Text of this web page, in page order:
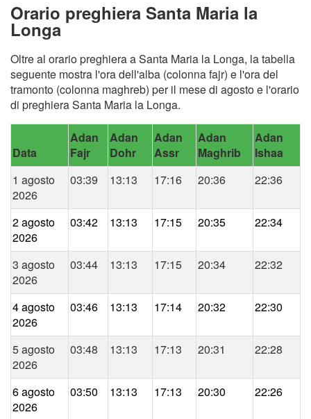
Orario preghiera Santa Maria la
Longa
Oltre al orario preghiera a Santa Maria la Longa, la tabella
seguente mostra l'ora dell'alba (colonna fajr) e l'ora del
tramonto (colonna maghreb) per il mese di agosto e l'orario
di preghiera Santa Maria la Longa.
Data
Adan
Fajr
Adan
Dohr
Adan
Assr
Adan
Maghrib
Adan
Ishaa
1 agosto
2026
03:39 13:13 17:16 20:36 22:36
2 agosto
2026
03:42 13:13 17:15 20:35 22:34
3 agosto
2026
03:44 13:13 17:15 20:34 22:32
4 agosto
2026
03:46 13:13 17:14 20:32 22:30
5 agosto
2026
03:48 13:13 17:13 20:31 22:28
6 agosto
2026
03:50 13:13 17:13 20:30 22:26